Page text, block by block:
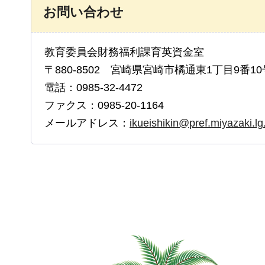
お問い合わせ
教育委員会財務福利課育英資金室
〒880-8502 宮崎県宮崎市橘通東1丁目9番10
電話：0985-32-4472
ファクス：0985-20-1164
メールアドレス：